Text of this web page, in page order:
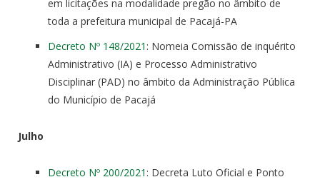
em licitações na modalidade pregão no âmbito de
toda a prefeitura municipal de Pacajá-PA
Decreto Nº 148/2021 : Nomeia Comissão de inquérito
Administrativo (IA) e Processo Administrativo
Disciplinar (PAD) no âmbito da Administração Pública
do Município de Pacajá
Julho
Decreto Nº 200/2021 : Decreta Luto Oficial e Ponto